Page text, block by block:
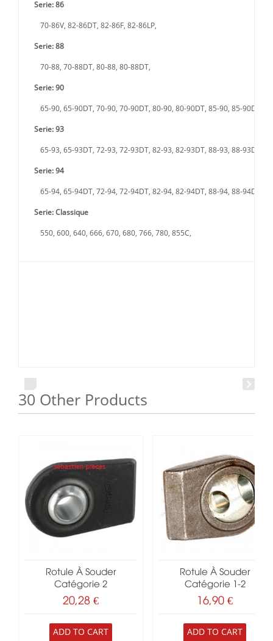
Serie: 86
70-86V, 82-86DT, 82-86F, 82-86LP,
Serie: 88
70-88, 70-88DT, 80-88, 80-88DT,
Serie: 90
65-90, 65-90DT, 70-90, 70-90DT, 80-90, 80-90DT, 85-90, 85-90DT,
Serie: 93
65-93, 65-93DT, 72-93, 72-93DT, 82-93, 82-93DT, 88-93, 88-93DT,
Serie: 94
65-94, 65-94DT, 72-94, 72-94DT, 82-94, 82-94DT, 88-94, 88-94DT,
Serie: Classique
550, 600, 640, 666, 670, 680, 766, 780, 855C,
30 Other Products
Rotule À Souder
Catégorie 2
20,28 €
ADD TO CART
Rotule À Souder
Catégorie 1-2
16,90 €
ADD TO CART